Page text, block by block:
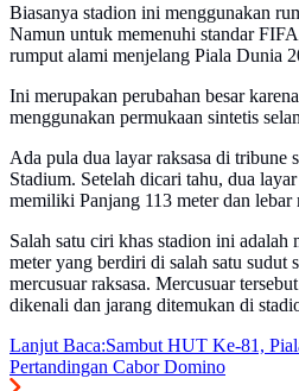
Biasanya stadion ini menggunakan
Namun untuk memenuhi standar
rumput alami menjelang Piala Dunia
Ini merupakan perubahan besar
menggunakan permukaan sintetis
Ada pula dua layar raksasa di tribune
Stadium. Setelah dicari tahu, dua
memiliki Panjang 113 meter dan lebar
Salah satu ciri khas stadion ini adalah
meter yang berdiri di salah satu sudut
mercusuar raksasa. Mercusuar
dikenali dan jarang ditemukan di
Lanjut Baca:Sambut HUT Ke-81,
Pertandingan Cabor Domino